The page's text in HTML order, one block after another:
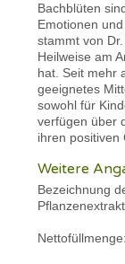
Bachblüten
Emotionen
stammt von
Heilweise am
hat. Seit mehr
geeignetes
sowohl für
verfügen über
ihren positiven
Weitere
Bezeichnung
Pflanzenextrakt